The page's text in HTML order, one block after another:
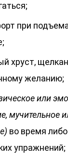
при
хруст,
желанию;
или
мучительное
во время
упражнений;